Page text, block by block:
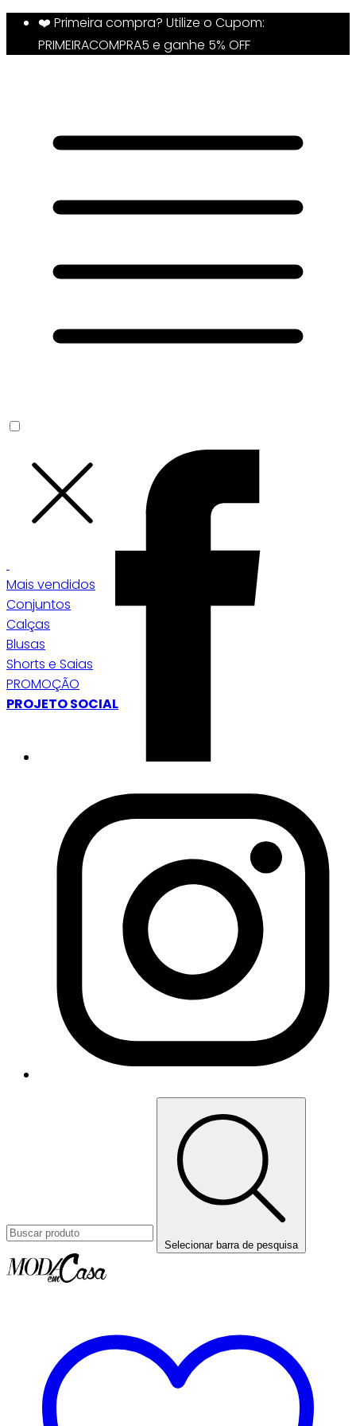
❤️ Primeira compra? Utilize o Cupom:
PRIMEIRACOMPRA5 e ganhe 5% OFF
Mais vendidos
Conjuntos
Calças
Blusas
Shorts e Saias
PROMOÇÃO
PROJETO SOCIAL
Selecionar barra de pesquisa